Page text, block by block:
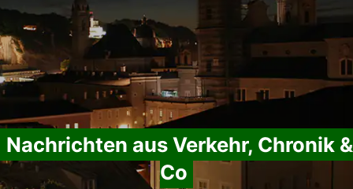
Nachrichten aus Verkehr, Chronik &
Co